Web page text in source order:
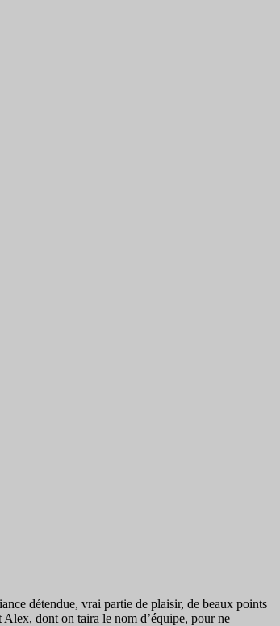
détendue, vrai partie de plaisir, de beaux points
dont on taira le nom d’équipe, pour ne